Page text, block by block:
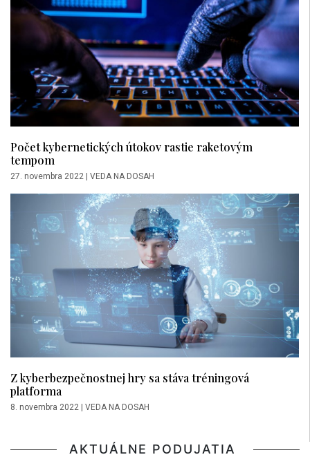
Počet kybernetických útokov rastie raketovým
tempom
27. novembra 2022 VEDA NA DOSAH
Z kyberbezpečnostnej hry sa stáva tréningová
platforma
8. novembra 2022 | VEDA NA DOSAH
AKTUÁLNE PODUJATIA